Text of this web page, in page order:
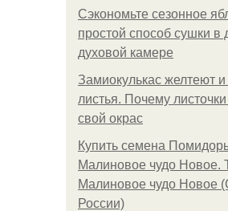
Сэкономьте сезонное
простой способ сушки
духовой камере
Замиокулькас желтеют и
листья. Почему
свой окрас
Купить семена
Малиновое чудо Новое.
Малиновое чудо Новое
России)